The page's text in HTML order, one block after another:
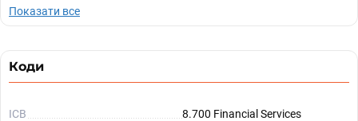
Показати все
Коди
ICB
8.700 Financial Services